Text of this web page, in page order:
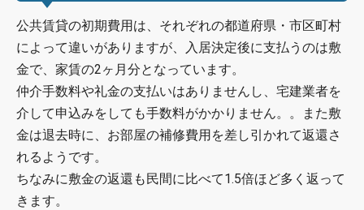
公共賃貸の初期費用は、それぞれの都道府県・市区町村
によって違いがありますが、入居決定後に支払うのは敷
金で、家賃の2ヶ月分となっています。
仲介手数料や礼金の支払いはありませんし、宅建業者を
介して申込みをしても手数料がかかりません。。また敷
金は退去時に、お部屋の補修費用を差し引かれて返還さ
れるようです。
ちなみに敷金の返還も民間に比べて1.5倍ほど多く返って
きます。